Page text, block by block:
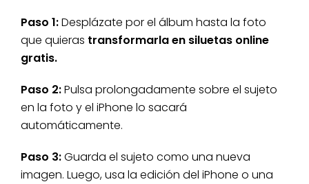
Paso 1:Desplázate por el álbum hasta la foto
que quieras transformarla en siluetas online
gratis.
Paso 2:Pulsa prolongadamente sobre el sujeto
en la foto y el iPhone lo sacará
automáticamente.
Paso 3:Guarda el sujeto como una nueva
imagen. Luego, usa la edición del iPhone o una